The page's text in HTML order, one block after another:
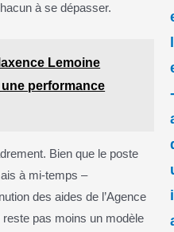
à se dépasser.
Lemoine
performance
Bien que le poste
à mi-temps –
des aides de l’Agence
reste pas moins un modèle